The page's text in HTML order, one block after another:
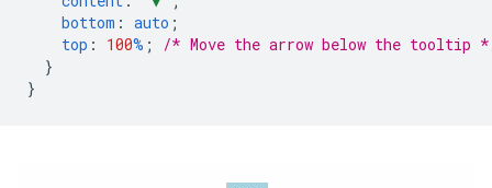
bottom : auto ;
top : 100% ;
/* Move the arrow below the tooltip
}
}